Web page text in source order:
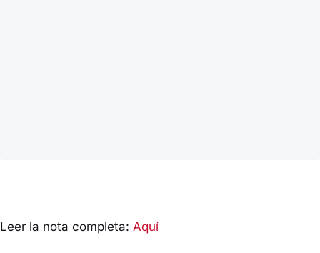
Leer la nota completa: Aquí